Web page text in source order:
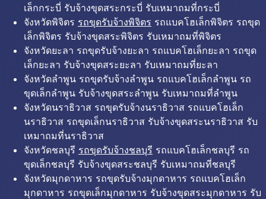
เล็กกระบี่ รับจ้างขุดสระกระบี่ รับเหมาถมที่กระบี่
จังหวัดพิจิตร รถขุดรับจ้างพิจิตร รถแบคโฮเล็กพิจิตร รถขุด
เล็กพิจิตร รับจ้างขุดสระพิจิตร รับเหมาถมที่พิจิตร
จังหวัดยะลา รถขุดรับจ้างยะลา รถแบคโฮเล็กยะลา รถขุด
เล็กยะลา รับจ้างขุดสระยะลา รับเหมาถมที่ยะลา
จังหวัดลำพูน รถขุดรับจ้างลำพูน รถแบคโฮเล็กลำพูน รถ
ขุดเล็กลำพูน รับจ้างขุดสระลำพูน รับเหมาถมที่ลำพูน
จังหวัดนราธิวาส รถขุดรับจ้างนราธิวาส รถแบคโฮเล็ก
นราธิวาส รถขุดเล็กนราธิวาส รับจ้างขุดสระนราธิวาส รับ
เหมาถมที่นราธิวาส
จังหวัดชลบุรี รถขุดรับจ้างชลบุรี รถแบคโฮเล็กชลบุรี รถ
ขุดเล็กชลบุรี รับจ้างขุดสระชลบุรี รับเหมาถมที่ชลบุรี
จังหวัดมุกดาหาร รถขุดรับจ้างมุกดาหาร รถแบคโฮเล็ก
มุกดาหาร รถขุดเล็กมุกดาหาร รับจ้างขุดสระมุกดาหาร รับ